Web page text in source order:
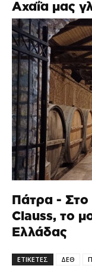
Αχαΐα μας
Πάτρα - Στο
Clauss, το
Ελλάδας
ΕΤΙΚΕΤΕΣ ΔΕΘ